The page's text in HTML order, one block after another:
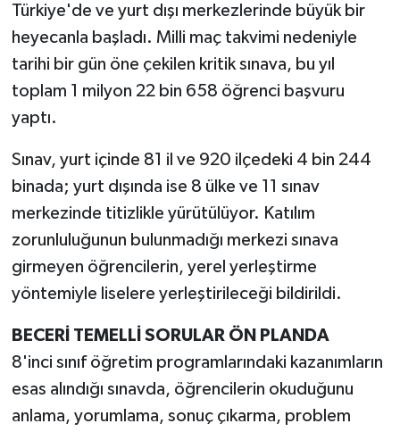
Türkiye'de ve yurt dışı merkezlerinde büyük bir
heyecanla başladı. Milli maç takvimi nedeniyle
tarihi bir gün öne çekilen kritik sınava, bu yıl
toplam 1 milyon 22 bin 658 öğrenci başvuru
yaptı.
Sınav, yurt içinde 81 il ve 920 ilçedeki 4 bin 244
binada; yurt dışında ise 8 ülke ve 11 sınav
merkezinde titizlikle yürütülüyor. Katılım
zorunluluğunun bulunmadığı merkezi sınava
girmeyen öğrencilerin, yerel yerleştirme
yöntemiyle liselere yerleştirileceği bildirildi.
BECERİ TEMELLİ SORULAR ÖN PLANDA
8'inci sınıf öğretim programlarındaki kazanımların
esas alındığı sınavda, öğrencilerin okuduğunu
anlama, yorumlama, sonuç çıkarma, problem
MAGAZİN